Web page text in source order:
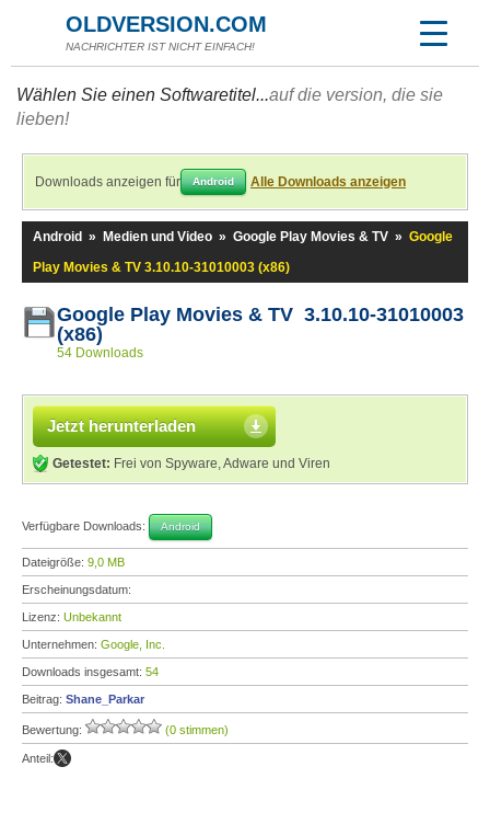
OLDVERSION.COM
NACHRICHTER IST NICHT EINFACH!
Wählen Sie einen Softwaretitel...auf die version, die sie
lieben!
Downloads anzeigen für Android Alle Downloads anzeigen
Android » Medien und Video » Google Play Movies & TV » Google
Play Movies & TV 3.10.10-31010003 (x86)
Google Play Movies & TV 3.10.10-31010003
(x86)
54 Downloads
Jetzt herunterladen
Getestet: Frei von Spyware, Adware und Viren
Verfügbare Downloads: Android
Dateigröße: 9,0 MB
Erscheinungsdatum:
Lizenz: Unbekannt
Unternehmen: Google, Inc.
Downloads insgesamt: 54
Beitrag: Shane_Parkar
Bewertung: (0 stimmen)
Anteil: